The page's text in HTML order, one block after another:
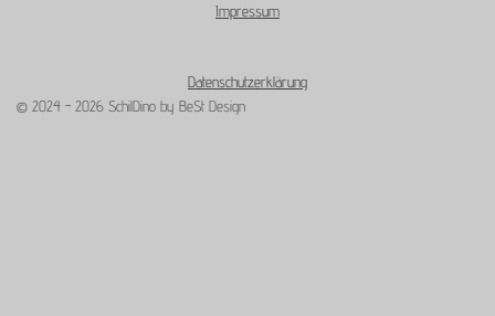
Impressum
Datenschutzerklärung
© 2024 - 2026 SchilDino by BeSt Design